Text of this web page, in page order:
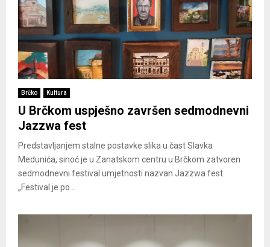
Brčko Kultura
U Brčkom uspješno završen sedmodnevni
Jazzwa fest
Predstavljanjem stalne postavke slika u čast Slavka
Medunića, sinoć je u Zanatskom centru u Brčkom zatvoren
sedmodnevni festival umjetnosti nazvan Jazzwa fest.
„Festival je po...